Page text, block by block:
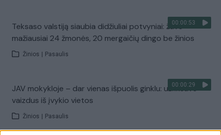
00:00:53
Teksaso valstiją siaubia didžiuliai potvyniai: žuvo
mažiausiai 24 žmonės, 20 mergaičių dingo be žinios
Žinios Pasaulis
00:00:29
JAV mokykloje – dar vienas išpuolis ginklu: užfiksavo
vaizdus iš įvykio vietos
Žinios Pasaulis